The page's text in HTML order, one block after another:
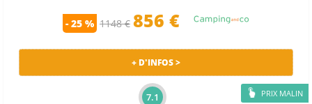
- 25 % 1148 € 856 €
PRIX MALIN
+ D'INFOS >
7.1